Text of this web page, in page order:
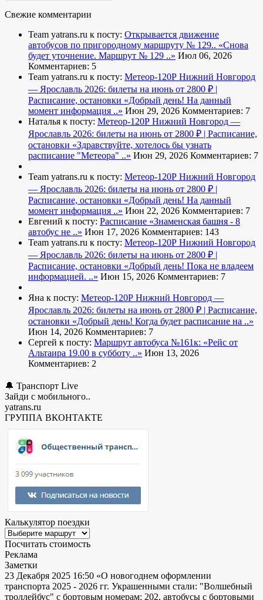
Свежие комментарии
Team yatrans.ru к посту: Открывается движение
автобусов по пригородному маршруту № 129.. «Снова
будет уточнение. Маршрут № 129 ..» Июл 06, 2026
Комментариев: 5
Team yatrans.ru к посту: Метеор-120Р Нижний Новгород
— Ярославль 2026: билеты на июнь от 2800 ₽ |
Расписание, остановки «Добрый день! На данный
момент информация ..» Июн 29, 2026 Комментариев: 7
Наталья к посту: Метеор-120Р Нижний Новгород —
Ярославль 2026: билеты на июнь от 2800 ₽ | Расписание,
остановки «Здравствуйте, хотелось бы узнать
расписание "Метеора" ..» Июн 29, 2026 Комментариев: 7
Team yatrans.ru к посту: Метеор-120Р Нижний Новгород
— Ярославль 2026: билеты на июнь от 2800 ₽ |
Расписание, остановки «Добрый день! На данный
момент информация ..» Июн 22, 2026 Комментариев: 7
Евгений к посту: Расписание «Знаменская башня - 8
автобус не ..» Июн 17, 2026 Комментариев: 143
Team yatrans.ru к посту: Метеор-120Р Нижний Новгород
— Ярославль 2026: билеты на июнь от 2800 ₽ |
Расписание, остановки «Добрый день! Пока не владеем
информацией. ..» Июн 15, 2026 Комментариев: 7
Яна к посту: Метеор-120Р Нижний Новгород —
Ярославль 2026: билеты на июнь от 2800 ₽ | Расписание,
остановки «Добрый день! Когда будет расписание на ..»
Июн 14, 2026 Комментариев: 7
Сергей к посту: Маршрут автобуса №161к: «Рейс от
Альтаира 19.00 в субботу ..» Июн 13, 2026
Комментариев: 2
🔔 Транспорт Live
Зайди с мобильного..
yatrans.ru
ГРУППА ВКОНТАКТЕ
Калькулятор поездки
Посчитать стоимость
Реклама
Заметки
23 Декабря 2025 16:50 «О новогоднем оформлении
транспорта 2025 - 2026 гг. Украшенными стали: "Волшебный
троллейбус" с бортовым номерам: 202, автобусы с бортовыми